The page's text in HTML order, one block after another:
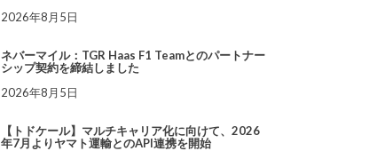
2026年8月5日
ネバーマイル：TGR Haas F1 Teamとのパートナー
シップ契約を締結しました
2026年8月5日
【トドケール】マルチキャリア化に向けて、2026
年7月よりヤマト運輸とのAPI連携を開始